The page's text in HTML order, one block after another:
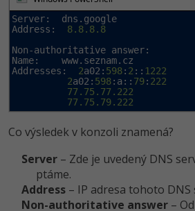
Server:  dns.google
Address: 8.8.8.8
Non-authoritative answer:
Name:    www.seznam.cz
Addresses: 2a02: 598: 2 :: 1222
2a02: 598:a:: 79: 222
77.75.77.222
77.75.79.222
Co výsledek v konzoli znamená?
Server – Zde je uvedený DNS
ptáme.
Address – IP adresa tohoto DNS
Non-authoritative answer –